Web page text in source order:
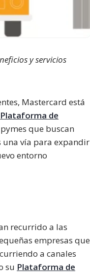
y servicios
Mastercard está
Plataforma de
que buscan
vía para expandir
entorno
recurrido a las
empresas que
a canales
su Plataforma de